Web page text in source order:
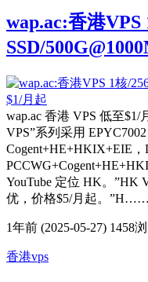
wap.ac:香港
SSD/
wap.ac 香港 VPS 低至
VPS”系列采用
Cogent+HE+HKIX+EIE，
YouTube 定位 HK。”HK
优，价格$5/月起。”H……
1年前 (2025-05-27) 1458
香港vps